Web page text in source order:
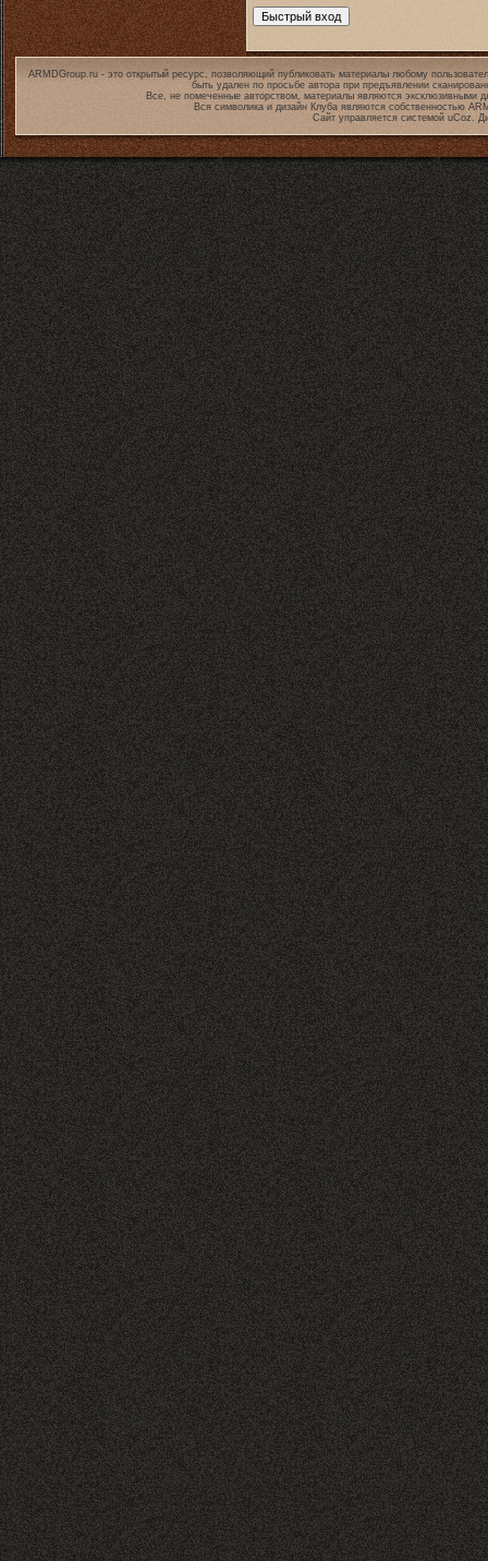
ARMDGroup.ru - это открытый ресурс, позволяющий публиковать материалы любому
быть удален по просьбе автора при предъявлении
Все, не помеченные авторством, материалы являются эксклюзивными
Вся символика и дизайн Клуба являются собственностью
Сайт управляется системой uCoz.